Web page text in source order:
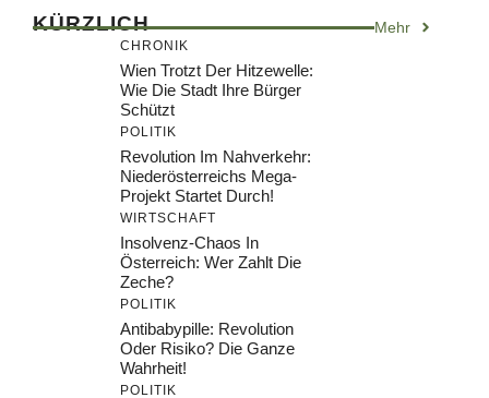
KÜRZLICH Mehr
CHRONIK
Wien Trotzt Der Hitzewelle:
Wie Die Stadt Ihre Bürger
Schützt
POLITIK
Revolution Im Nahverkehr:
Niederösterreichs Mega-
Projekt Startet Durch!
WIRTSCHAFT
Insolvenz-Chaos In
Österreich: Wer Zahlt Die
Zeche?
POLITIK
Antibabypille: Revolution
Oder Risiko? Die Ganze
Wahrheit!
POLITIK